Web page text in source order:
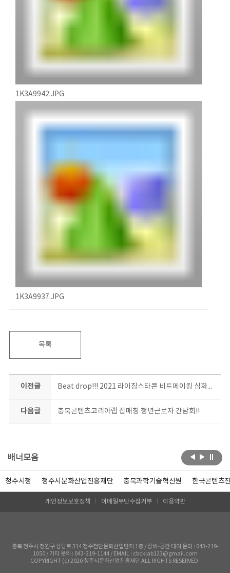
1K3A9942.JPG
1K3A9937.JPG
목록
이전글 Beat drop!!! 2021 라이징스타콘 비트메이킹 심화과정 수강 종료~!
다음글 충북콘텐츠코리아랩 잡매칭 청년근로자 간담회!!
배너모음
청주시청 청주시문화산업진흥재단 충북과학기술혁신원 한국콘텐츠
개인정보보호정책 이메일무단수집거부 이용약관
충북 청주시 청원구 상당로 314 청주첨단문화산업단지 1층 / 장비-공간 대여 문의 : 043-219-
1050 / 기타 문의 : 043-219-1144 / EMAIL : cbcklab123@gmail.com
COPYRIGHT (c) 2020 청주시문화산업진흥재단 ALL RIGHTS RESERVED.